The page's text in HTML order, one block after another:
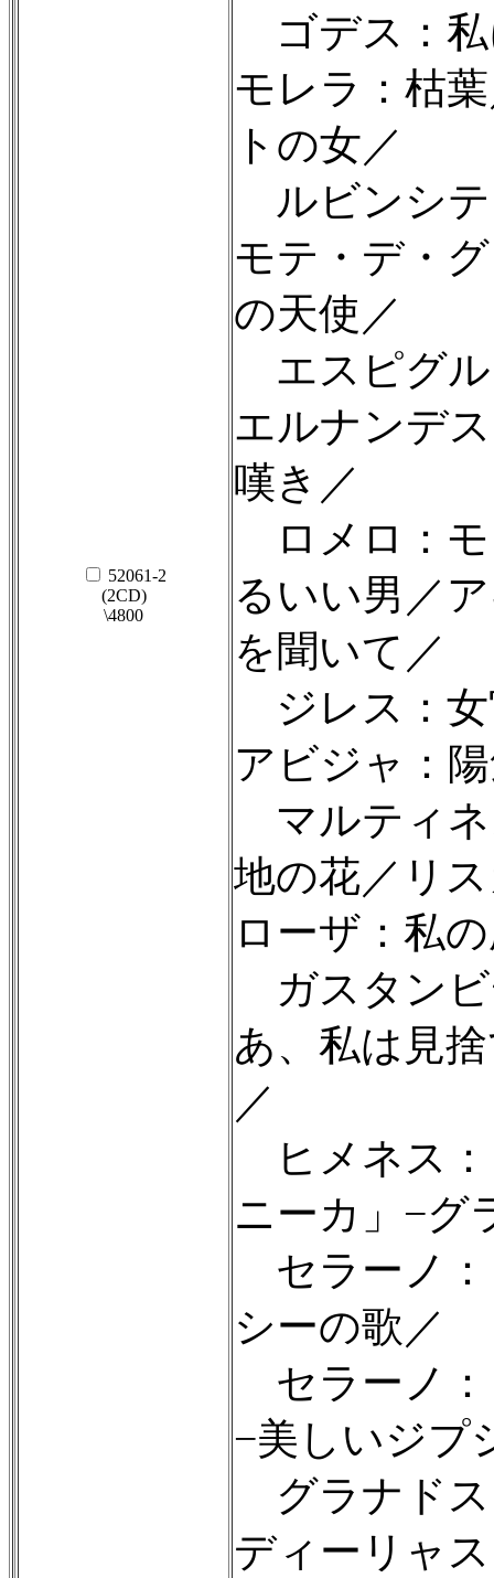
52061-2
(2CD)
\4800
ゴデス：私
モレラ：枯
トの女／
ルビンシテ
モテ・デ・
の天使／
エスピグル
エルナンデ
嘆き／
ロメロ：モ
るいい男／
を聞いて／
ジレス：女
アビジャ：
マルティネ
地の花／リ
ローザ：私
ガスタンビ
あ、私は見
／
ヒメネス：
ニーカ」−グ
セラーノ：
シーの歌／
セラーノ：
−美しいジプ
グラナドス
ディーリャ